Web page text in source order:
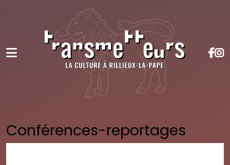
Conférences-reportages